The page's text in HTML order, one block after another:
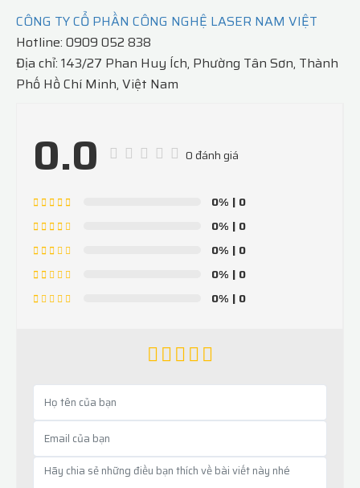
CÔNG TY CỔ PHẦN CÔNG NGHỆ LASER NAM VIỆT
Hotline: 0909 052 838
Địa chỉ: 143/27 Phan Huy Ích, Phường Tân Sơn, Thành
Phố Hồ Chí Minh, Việt Nam
0.0 0 đánh giá
0% | 0
0% | 0
0% | 0
0% | 0
0% | 0